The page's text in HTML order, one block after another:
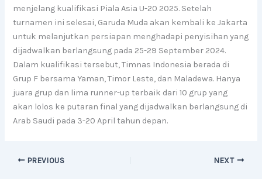
menjelang kualifikasi Piala Asia U-20 2025. Setelah
turnamen ini selesai, Garuda Muda akan kembali ke Jakarta
untuk melanjutkan persiapan menghadapi penyisihan yang
dijadwalkan berlangsung pada 25-29 September 2024.
Dalam kualifikasi tersebut, Timnas Indonesia berada di
Grup F bersama Yaman, Timor Leste, dan Maladewa. Hanya
juara grup dan lima runner-up terbaik dari 10 grup yang
akan lolos ke putaran final yang dijadwalkan berlangsung di
Arab Saudi pada 3-20 April tahun depan.
PREVIOUS NEXT